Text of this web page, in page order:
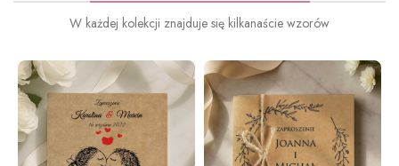
W każdej kolekcji znajduje się kilkanaście wzorów